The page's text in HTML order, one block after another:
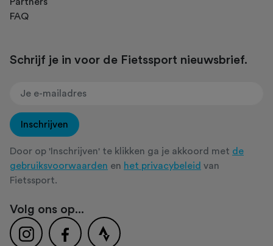
FAQ
Schrijf je in voor de Fietssport nieuwsbrief.
Inschrijven
Door op 'Inschrijven' te klikken ga je akkoord met de
gebruiksvoorwaarden en het privacybeleid van
Fietssport.
Volg ons op...